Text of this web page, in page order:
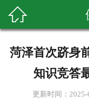

菏泽首次跻身
知识竞答
更新时间：